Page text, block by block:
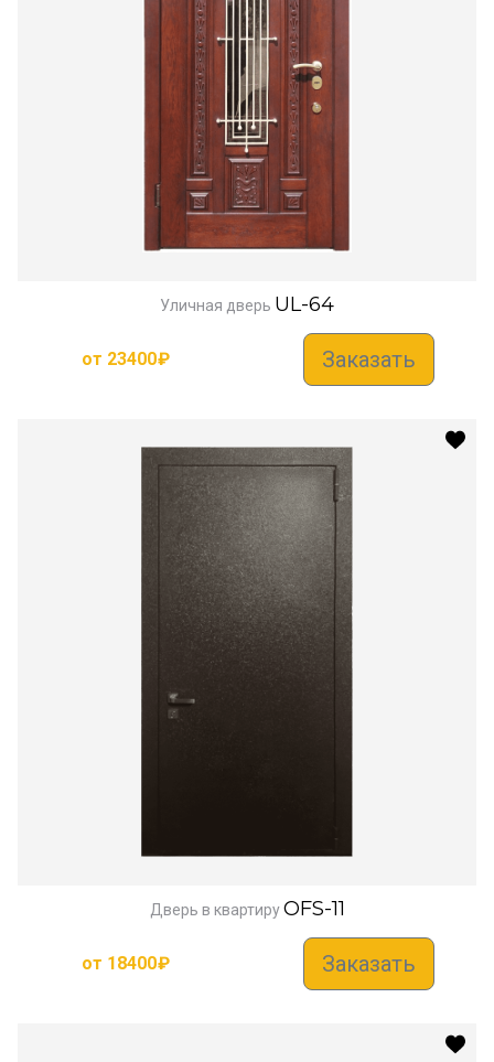
Уличная дверь UL-64
от 23400₽ Заказать
Дверь в квартиру OFS-11
от 18400₽ Заказать